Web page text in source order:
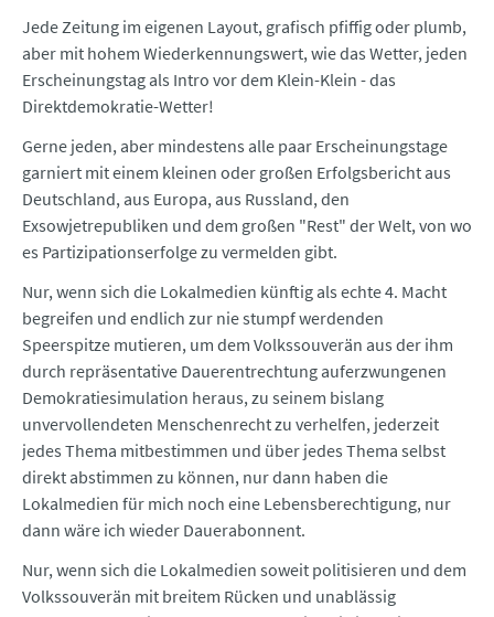
Jede Zeitung im eigenen Layout, grafisch pfiffig oder plumb,
aber mit hohem Wiederkennungswert, wie das Wetter, jeden
Erscheinungstag als Intro vor dem Klein-Klein - das
Direktdemokratie-Wetter!
Gerne jeden, aber mindestens alle paar Erscheinungstage
garniert mit einem kleinen oder großen Erfolgsbericht aus
Deutschland, aus Europa, aus Russland, den
Exsowjetrepubliken und dem großen "Rest" der Welt, von wo
es Partizipationserfolge zu vermelden gibt.
Nur, wenn sich die Lokalmedien künftig als echte 4. Macht
begreifen und endlich zur nie stumpf werdenden
Speerspitze mutieren, um dem Volkssouverän aus der ihm
durch repräsentative Dauerentrechtung auferzwungenen
Demokratiesimulation heraus, zu seinem bislang
unvervollendeten Menschenrecht zu verhelfen, jederzeit
jedes Thema mitbestimmen und über jedes Thema selbst
direkt abstimmen zu können, nur dann haben die
Lokalmedien für mich noch eine Lebensberechtigung, nur
dann wäre ich wieder Dauerabonnent.
Nur, wenn sich die Lokalmedien soweit politisieren und dem
Volkssouverän mit breitem Rücken und unablässig